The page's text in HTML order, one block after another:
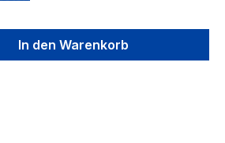
gewünschten Wert
In den Warenkorb